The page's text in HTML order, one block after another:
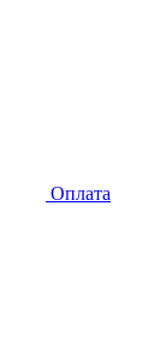
Оплата